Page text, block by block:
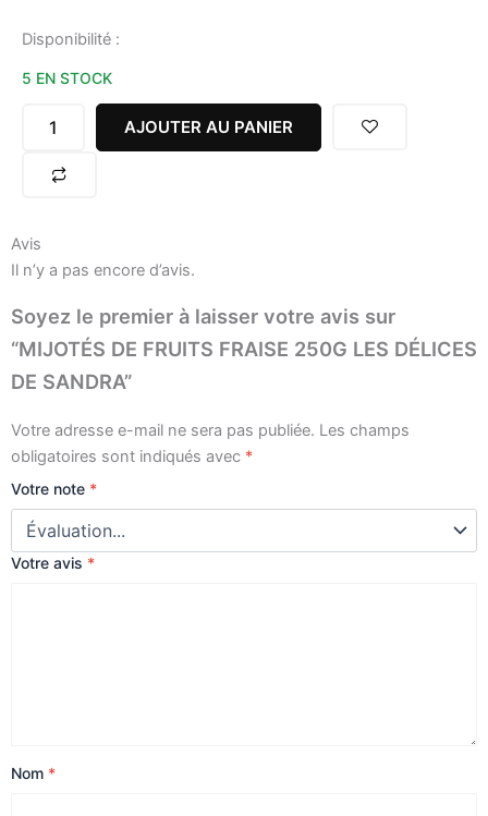
Disponibilité :
5 EN STOCK
quantité
MIJOTÉS
FRUITS
250G
SANDRA
AJOUTER AU PANIER
Avis
Il n’y a pas encore d’avis.
Soyez le premier à laisser votre avis sur
“MIJOTÉS DE FRUITS FRAISE 250G LES DÉLICES
DE SANDRA”
Votre adresse e-mail ne sera pas publiée. Les champs
obligatoires sont indiqués avec *
Votre note *
Votre avis *
Nom *